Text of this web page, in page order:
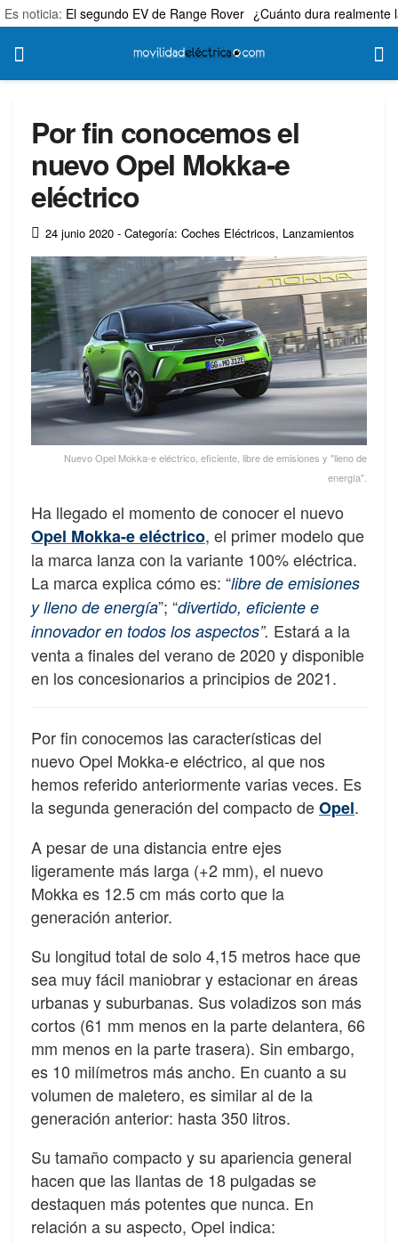
Es noticia: El segundo EV de Range Rover ¿Cuánto dura realmente
Por fin conocemos el
nuevo Opel Mokka-e
eléctrico
24 junio 2020 - Categoría: Coches Eléctricos, Lanzamientos
Nuevo Opel Mokka-e eléctrico, eficiente, libre de emisiones y "lleno de
energía".
Ha llegado el momento de conocer el nuevo
Opel Mokka-e eléctrico, el primer modelo que
la marca lanza con la variante 100% eléctrica.
La marca explica cómo es: “libre de emisiones
y lleno de energía”; “divertido, eficiente e
innovador en todos los aspectos”. Estará a la
venta a finales del verano de 2020 y disponible
en los concesionarios a principios de 2021.
Por fin conocemos las características del
nuevo Opel Mokka-e eléctrico, al que nos
hemos referido anteriormente varias veces. Es
la segunda generación del compacto deOpel.
A pesar de una distancia entre ejes
ligeramente más larga (+2 mm), el nuevo
Mokka es 12.5 cm más corto que la
generación anterior.
Su longitud total de solo 4,15 metros hace que
sea muy fácil maniobrar y estacionar en áreas
urbanas y suburbanas. Sus voladizos son más
cortos (61 mm menos en la parte delantera, 66
mm menos en la parte trasera). Sin embargo,
es 10 milímetros más ancho. En cuanto a su
volumen de maletero, es similar al de la
generación anterior: hasta 350 litros.
Su tamaño compacto y su apariencia general
hacen que las llantas de 18 pulgadas se
destaquen más potentes que nunca. En
relación a su aspecto, Opel indica: